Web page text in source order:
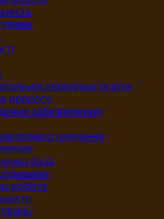
середньої освіти
процесу
забезпечення
навчання
база
робота